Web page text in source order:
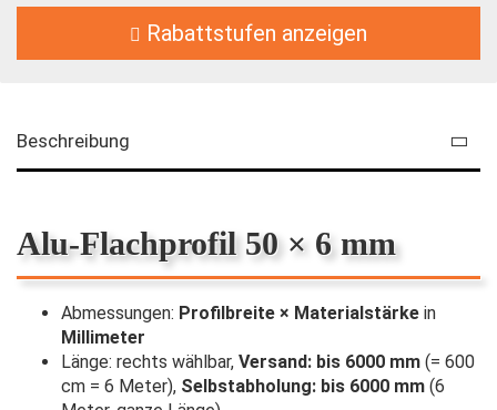
Rabattstufen anzeigen
Beschreibung
Alu-Flachprofil 50 × 6 mm
Abmessungen: Profilbreite × Materialstärke in
Millimeter
Länge: rechts wählbar, Versand: bis 6000 mm (= 600
cm = 6 Meter), Selbstabholung: bis 6000 mm (6